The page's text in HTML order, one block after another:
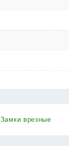
Замки врезные